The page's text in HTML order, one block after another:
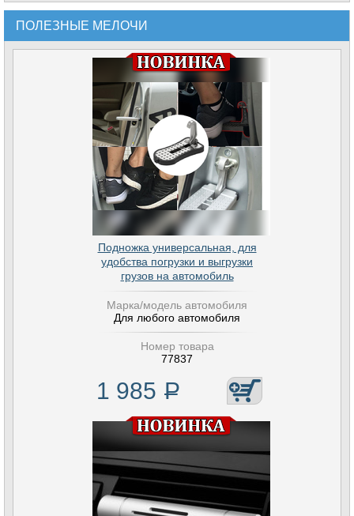
ПОЛЕЗНЫЕ МЕЛОЧИ
Подножка универсальная, для
удобства погрузки и выгрузки
грузов на автомобиль
Марка/модель автомобиля
Для любого автомобиля
Номер товара
77837
1 985 Р